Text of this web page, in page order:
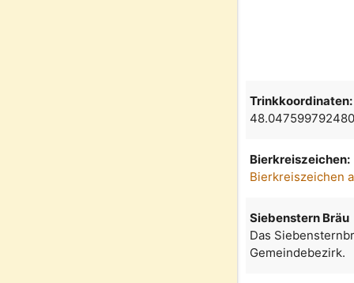
Trinkkoordinaten:
Bierkreiszeichen:
Bierkreiszeichen
Siebenstern Bräu
Das
Gemeindebezirk.